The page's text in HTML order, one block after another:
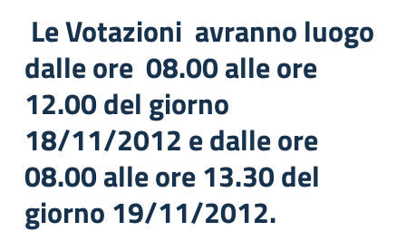
Le Votazioni avranno luogo
dalle ore 08.00 alle ore
12.00 del giorno
18/11/2012 e dalle ore
08.00 alle ore 13.30 del
giorno 19/11/2012.